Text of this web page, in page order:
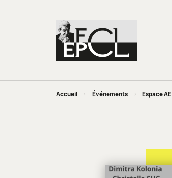
Accueil > Événements > Espace AE